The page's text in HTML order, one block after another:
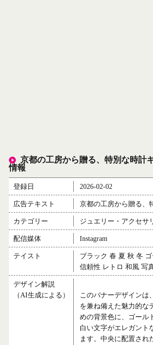
京都の工房から贈る、特別な時計
情報
登録日 2026-02-02
広告テキスト 京都の工房から贈る、
カテゴリー ジュエリー・アクセサ
配信媒体 Instagram
テイスト
ブラック 春 夏 秋 冬
信頼性 レトロ 和風 写
デザイン解説
（AI生成による）
このバナーデザインは
を兼ね備えた魅力的な
めの背景色に、ゴール
白い文字がエレガント
ます。中央に配置され